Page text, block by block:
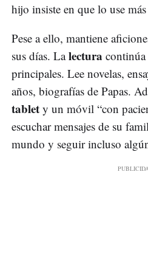
hijo insiste en que lo use
Pese a ello, mantiene
sus días. Lalectura continúa
principales. Lee novelas,
años, biografías de Papas.
tablet y un móvil “con
escuchar mensajes de su
mundo y seguir incluso